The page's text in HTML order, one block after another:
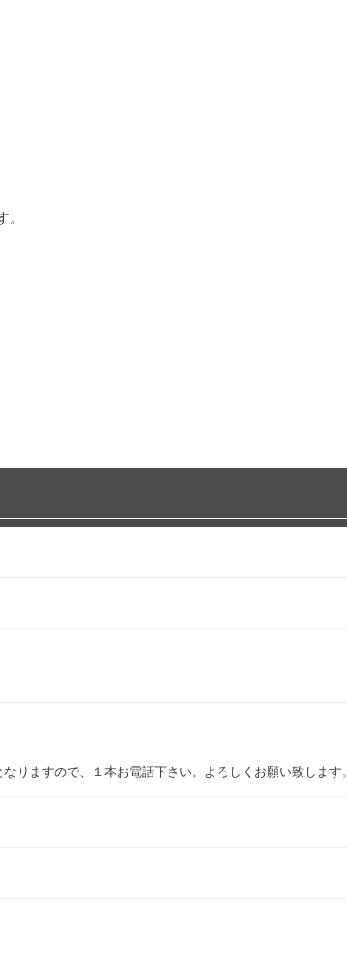
りますので、１本お電話下さい。よろしくお願い致します。